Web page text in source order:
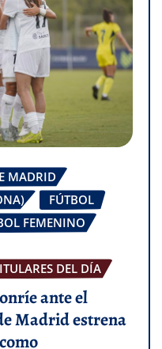
MADRID
FÚTBOL
FEMENINO
DEL DÍA
ante el
Madrid estrena